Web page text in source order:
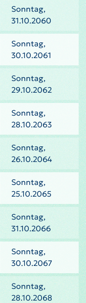
Sonntag,
31.10.2060
Sonntag,
30.10.2061
Sonntag,
29.10.2062
Sonntag,
28.10.2063
Sonntag,
26.10.2064
Sonntag,
25.10.2065
Sonntag,
31.10.2066
Sonntag,
30.10.2067
Sonntag,
28.10.2068